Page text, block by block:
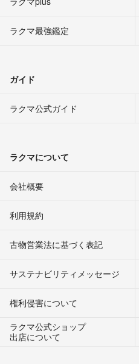
ラクマ最強鑑定
ガイド
ラクマ公式ガイド
ラクマについて
会社概要
利用規約
古物営業法に基づく表記
サステナビリティメッセージ
権利侵害について
ラクマ公式ショップ
出店について